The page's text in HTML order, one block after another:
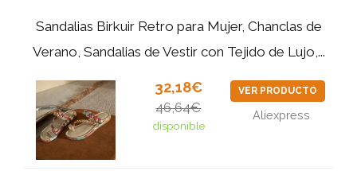
Sandalias Birkuir Retro para Mujer, Chanclas de
Verano, Sandalias de Vestir con Tejido de Lujo,...
32,18€
46,64€
disponible
VER PRODUCTO
Aliexpress